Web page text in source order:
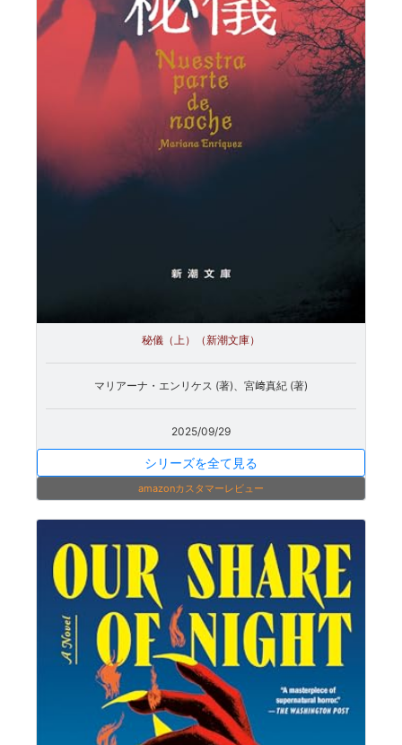
秘儀（上）（新潮文庫）
マリアーナ・エンリケス (著)、宮﨑真紀 (著)
2025/09/29
シリーズを全て見る
amazonカスタマーレビュー